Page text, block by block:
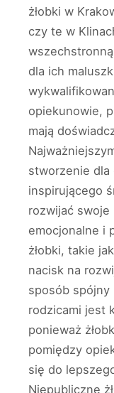
żłobki w
czy te w
dla ich
opiekunowie,
mają
stworzenie
inspirującego
rozwijać swoje
emocjonalne i
żłobki, takie
nacisk na
sposób spójny
rodzicami jest
ponieważ
pomiędzy
się do
Niepubliczne